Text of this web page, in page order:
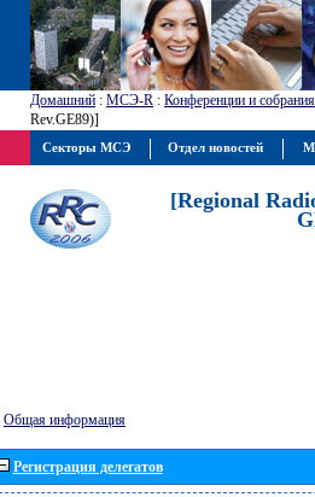
Домашний : МСЭ-R : Конференции и собрания
Rev.GE89)]
[Regional
Общая информация
Регистрация делегатов
Секторы МСЭ Отдел новостей